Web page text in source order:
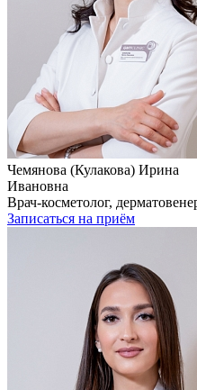
Чемянова (Кулакова) Ирина
Ивановна
Врач-косметолог,
Записаться на приём